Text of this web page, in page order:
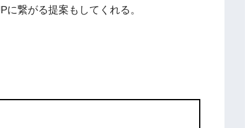
繋がる提案もしてくれる。